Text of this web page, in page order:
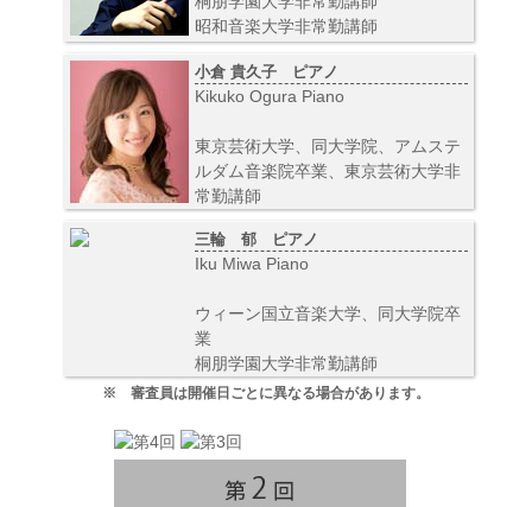
昭和音楽大学非常勤講師
小倉 貴久子 ピアノ
Kikuko Ogura Piano
東京芸術大学、同大学院、アムステ
ルダム音楽院卒業、東京芸術大学非
常勤講師
三輪 郁 ピアノ
Iku Miwa Piano
ウィーン国立音楽大学、同大学院卒
業
桐朋学園大学非常勤講師
※ 審査員は開催日ごとに異なる場合があります。